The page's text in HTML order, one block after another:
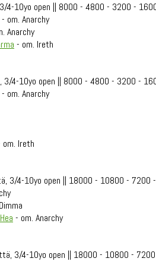
4-10yo open || 8000 - 4800 - 3200 -
- om. Anarchy
Anarchy
- om. Ireth
4-10yo open || 8000 - 4800 - 3200 -
- om. Anarchy
om. Ireth
3/4-10yo open || 18000 - 10800 - 7200
- om. Anarchy
3/4-10yo open || 18000 - 10800 -